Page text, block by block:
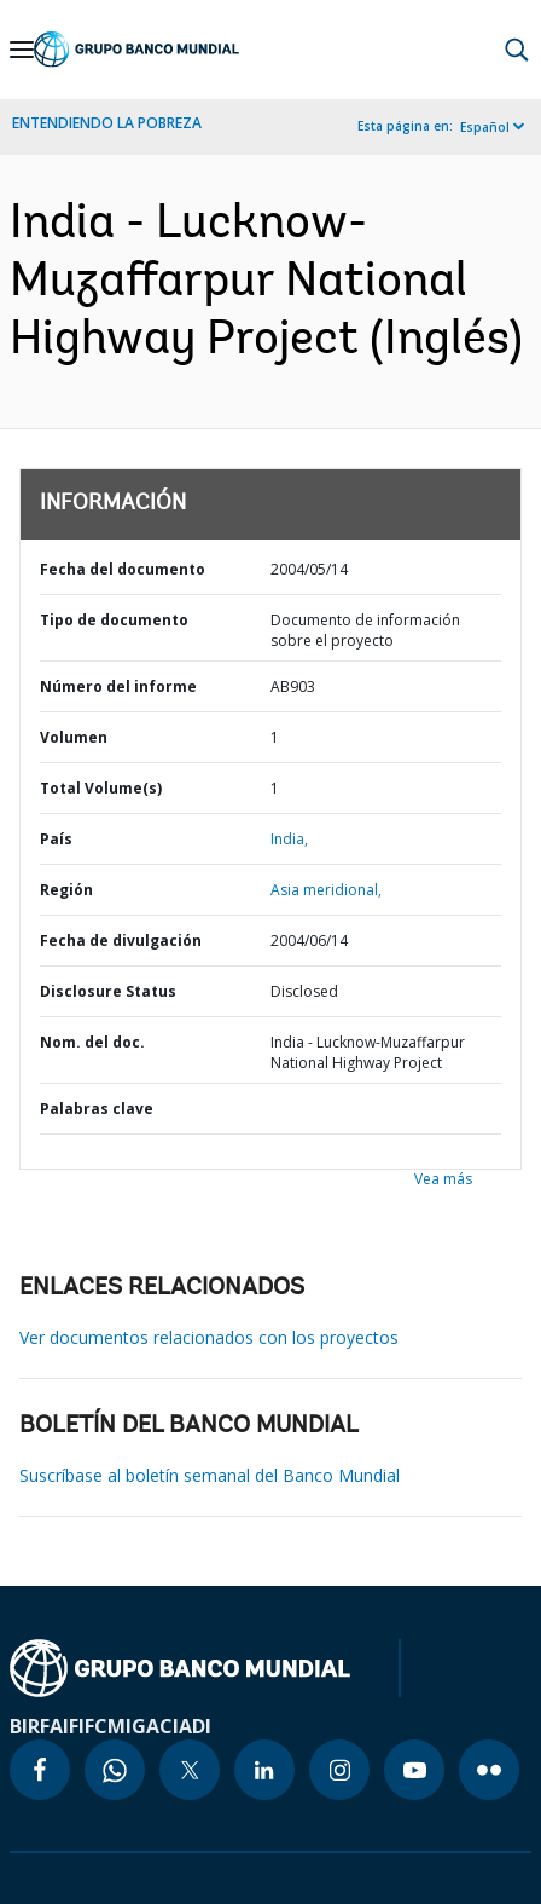
Skip
Navigation
ENTENDIENDO LA POBREZA Esta página en: Español
India - Lucknow-
Muzaffarpur National
Highway Project (Inglés)
INFORMACIÓN
Fecha del documento 2004/05/14
Tipo de documento
Documento de información
sobre el proyecto
Número del informe AB903
Volumen 1
Total Volume(s) 1
País India,
Región Asia meridional,
Fecha de divulgación 2004/06/14
Disclosure Status Disclosed
Nom. del doc.
India - Lucknow-Muzaffarpur
National Highway Project
Palabras clave
Vea más
ENLACES RELACIONADOS
Ver documentos relacionados con los proyectos
BOLETÍN DEL BANCO MUNDIAL
Suscríbase al boletín semanal del Banco Mundial
BIRFAIFIFCMIGACIADI